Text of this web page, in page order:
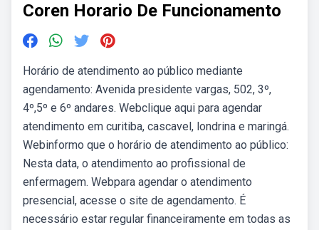
Coren Horario De Funcionamento
Horário de atendimento ao público mediante
agendamento: Avenida presidente vargas, 502, 3º,
4º,5º e 6º andares. Webclique aqui para agendar
atendimento em curitiba, cascavel, londrina e maringá.
Webinformo que o horário de atendimento ao público:
Nesta data, o atendimento ao profissional de
enfermagem. Webpara agendar o atendimento
presencial, acesse o site de agendamento. É
necessário estar regular financeiramente em todas as